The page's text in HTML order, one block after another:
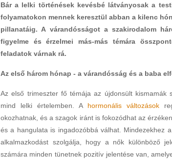
Bár a lelki történések kevésbé látványosak a
folyamatokon mennek keresztül abban a kilenc
pillanatáig. A várandósságot a szakirodalom
figyelme és érzelmei más-más témára
feladatok várnak rá.
Az első három hónap - a várandósság és a baba
Az első trimeszter fő témája az újdonsült kismamák
mind lelki értelemben. A hormonális változások
okozhatnak, és a szagok iránt is fokozódhat az
és a hangulata is ingadozóbbá válhat. Mindezekhez
alkalmazkodást szolgálja, hogy a nők különböző
számára minden tünetnek pozitív jelentése van,